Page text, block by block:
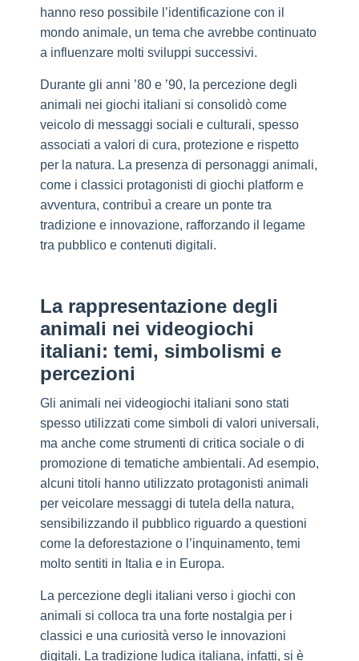
hanno reso possibile l’identificazione con il
mondo animale, un tema che avrebbe continuato
a influenzare molti sviluppi successivi.
Durante gli anni ’80 e ’90, la percezione degli
animali nei giochi italiani si consolidò come
veicolo di messaggi sociali e culturali, spesso
associati a valori di cura, protezione e rispetto
per la natura. La presenza di personaggi animali,
come i classici protagonisti di giochi platform e
avventura, contribuì a creare un ponte tra
tradizione e innovazione, rafforzando il legame
tra pubblico e contenuti digitali.
La rappresentazione degli
animali nei videogiochi
italiani: temi, simbolismi e
percezioni
Gli animali nei videogiochi italiani sono stati
spesso utilizzati come simboli di valori universali,
ma anche come strumenti di critica sociale o di
promozione di tematiche ambientali. Ad esempio,
alcuni titoli hanno utilizzato protagonisti animali
per veicolare messaggi di tutela della natura,
sensibilizzando il pubblico riguardo a questioni
come la deforestazione o l’inquinamento, temi
molto sentiti in Italia e in Europa.
La percezione degli italiani verso i giochi con
animali si colloca tra una forte nostalgia per i
classici e una curiosità verso le innovazioni
digitali. La tradizione ludica italiana, infatti, si è